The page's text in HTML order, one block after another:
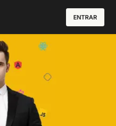
ENTRAR